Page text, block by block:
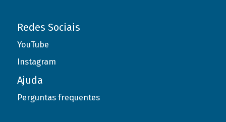
Redes Sociais
YouTube
Instagram
Ajuda
Perguntas frequentes